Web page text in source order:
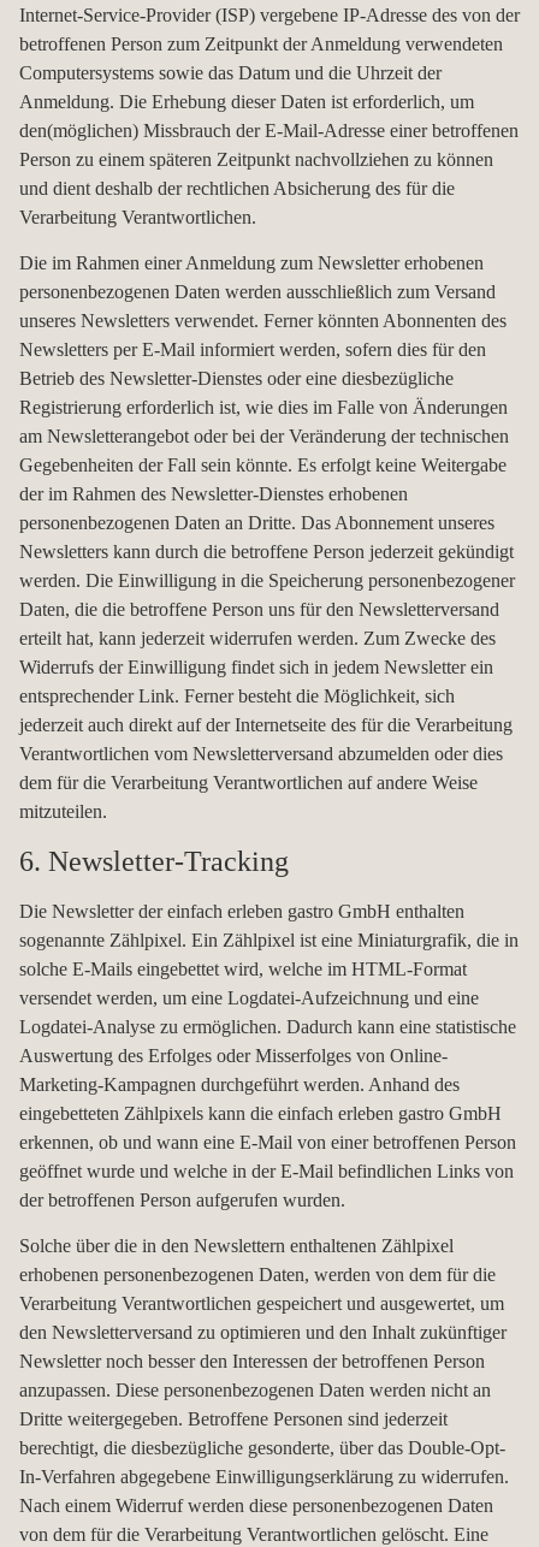
Internet-Service-Provider (ISP) vergebene IP-Adresse des von der
betroffenen Person zum Zeitpunkt der Anmeldung verwendeten
Computersystems sowie das Datum und die Uhrzeit der
Anmeldung. Die Erhebung dieser Daten ist erforderlich, um
den(möglichen) Missbrauch der E-Mail-Adresse einer betroffenen
Person zu einem späteren Zeitpunkt nachvollziehen zu können
und dient deshalb der rechtlichen Absicherung des für die
Verarbeitung Verantwortlichen.
Die im Rahmen einer Anmeldung zum Newsletter erhobenen
personenbezogenen Daten werden ausschließlich zum Versand
unseres Newsletters verwendet. Ferner könnten Abonnenten des
Newsletters per E-Mail informiert werden, sofern dies für den
Betrieb des Newsletter-Dienstes oder eine diesbezügliche
Registrierung erforderlich ist, wie dies im Falle von Änderungen
am Newsletterangebot oder bei der Veränderung der technischen
Gegebenheiten der Fall sein könnte. Es erfolgt keine Weitergabe
der im Rahmen des Newsletter-Dienstes erhobenen
personenbezogenen Daten an Dritte. Das Abonnement unseres
Newsletters kann durch die betroffene Person jederzeit gekündigt
werden. Die Einwilligung in die Speicherung personenbezogener
Daten, die die betroffene Person uns für den Newsletterversand
erteilt hat, kann jederzeit widerrufen werden. Zum Zwecke des
Widerrufs der Einwilligung findet sich in jedem Newsletter ein
entsprechender Link. Ferner besteht die Möglichkeit, sich
jederzeit auch direkt auf der Internetseite des für die Verarbeitung
Verantwortlichen vom Newsletterversand abzumelden oder dies
dem für die Verarbeitung Verantwortlichen auf andere Weise
mitzuteilen.
6. Newsletter-Tracking
Die Newsletter der einfach erleben gastro GmbH enthalten
sogenannte Zählpixel. Ein Zählpixel ist eine Miniaturgrafik, die in
solche E-Mails eingebettet wird, welche im HTML-Format
versendet werden, um eine Logdatei-Aufzeichnung und eine
Logdatei-Analyse zu ermöglichen. Dadurch kann eine statistische
Auswertung des Erfolges oder Misserfolges von Online-
Marketing-Kampagnen durchgeführt werden. Anhand des
eingebetteten Zählpixels kann die einfach erleben gastro GmbH
erkennen, ob und wann eine E-Mail von einer betroffenen Person
geöffnet wurde und welche in der E-Mail befindlichen Links von
der betroffenen Person aufgerufen wurden.
Solche über die in den Newslettern enthaltenen Zählpixel
erhobenen personenbezogenen Daten, werden von dem für die
Verarbeitung Verantwortlichen gespeichert und ausgewertet, um
den Newsletterversand zu optimieren und den Inhalt zukünftiger
Newsletter noch besser den Interessen der betroffenen Person
anzupassen. Diese personenbezogenen Daten werden nicht an
Dritte weitergegeben. Betroffene Personen sind jederzeit
berechtigt, die diesbezügliche gesonderte, über das Double-Opt-
In-Verfahren abgegebene Einwilligungserklärung zu widerrufen.
Nach einem Widerruf werden diese personenbezogenen Daten
von dem für die Verarbeitung Verantwortlichen gelöscht. Eine